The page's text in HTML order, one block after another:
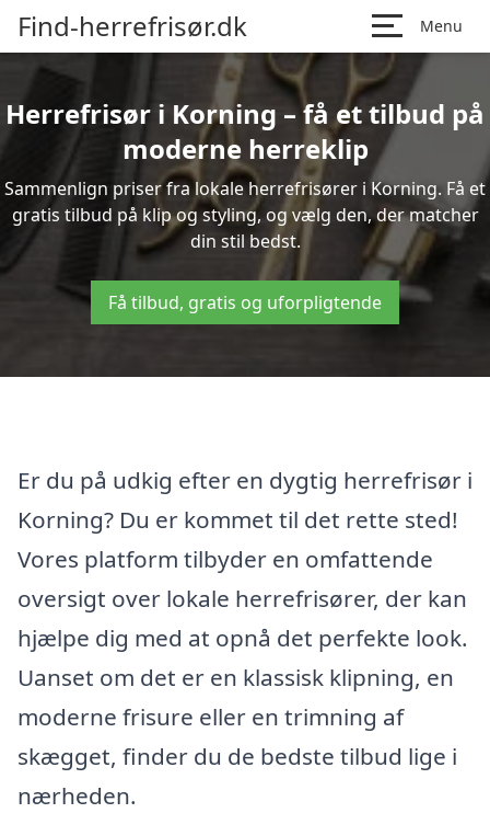
Find-herrefrisør.dk Menu
Herrefrisør i Korning – få et tilbud på
moderne herreklip
Sammenlign priser fra lokale herrefrisører i Korning. Få et
gratis tilbud på klip og styling, og vælg den, der matcher
din stil bedst.
Få tilbud, gratis og uforpligtende
Er du på udkig efter en dygtig herrefrisør i
Korning? Du er kommet til det rette sted!
Vores platform tilbyder en omfattende
oversigt over lokale herrefrisører, der kan
hjælpe dig med at opnå det perfekte look.
Uanset om det er en klassisk klipning, en
moderne frisure eller en trimning af
skægget, finder du de bedste tilbud lige i
nærheden.